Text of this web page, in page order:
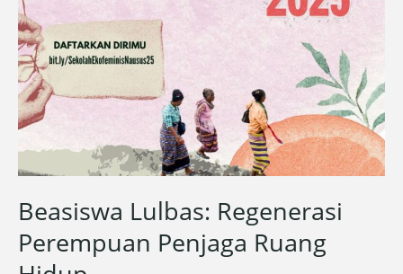
Beasiswa Lulbas: Regenerasi
Perempuan Penjaga Ruang
Ruang
Hidup